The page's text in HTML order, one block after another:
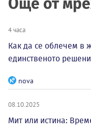
4 часа
Как да се облечем в
единственото
nova
08.10.2025
Мит или истина: